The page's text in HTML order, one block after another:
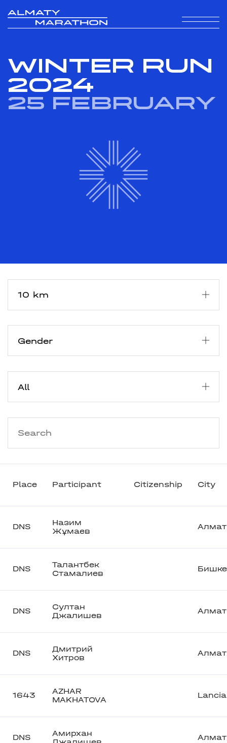
WINTER RUN
2024
25 February
Place Participant Citizenship City
DNS
Назим
Жұмаев
DNS
Талантбек
Стамалиев
DNS
Султан
Джалишев
DNS
Дмитрий
Хитров
1643
AZHAR
MAKHATOVA
DNS
Амирхан